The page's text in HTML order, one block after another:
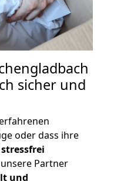
sicher und
oder dass ihre
Partner
und